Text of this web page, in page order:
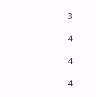
3
4
4
4